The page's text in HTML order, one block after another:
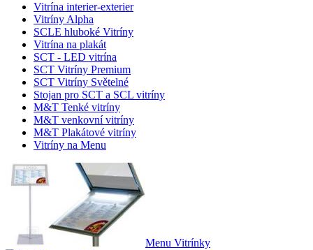
Vitrína interier-exterier
Vitríny Alpha
SCLE hluboké Vitríny
Vitrína na plakát
SCT - LED vitrína
SCT Vitríny Premium
SCT Vitríny Světelné
Stojan pro SCT a SCL vitríny
M&T Tenké vitríny
M&T venkovní vitríny
M&T Plakátové vitríny
Vitríny na Menu
Menu Vitrínky